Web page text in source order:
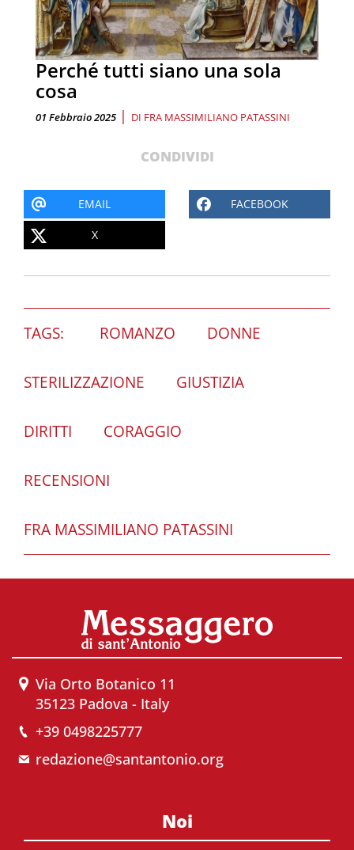
Perché tutti siano una sola
cosa
01 Febbraio 2025 | DI FRA MASSIMILIANO PATASSINI
CONDIVIDI
EMAIL FACEBOOK
X
TAGS: ROMANZO DONNE
STERILIZZAZIONE GIUSTIZIA
DIRITTI CORAGGIO
RECENSIONI
FRA MASSIMILIANO PATASSINI
Via Orto Botanico 11
35123 Padova - Italy
+39 0498225777
redazione@santantonio.org
Noi